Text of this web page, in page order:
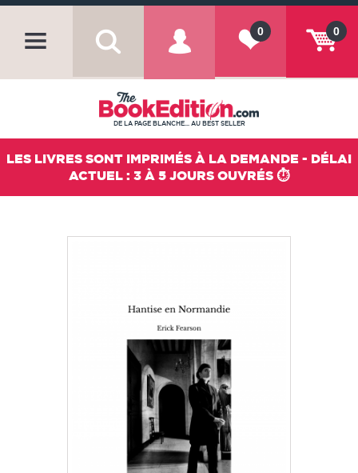
0
0
DE LA PAGE BLANCHE... AU BEST SELLER
LES LIVRES SONT IMPRIMÉS À LA DEMANDE - DÉLAI
ACTUEL : 3 À 5 JOURS OUVRÉS ⏱️